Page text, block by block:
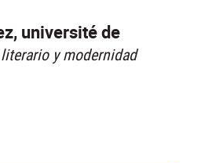
université de
y modernidad